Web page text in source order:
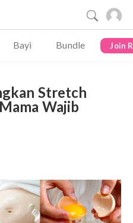
Bayi Bundle Join
Stretch
Wajib